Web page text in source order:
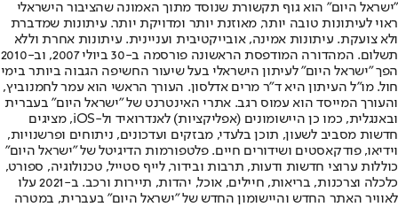
"ישראל היום" הוא גוף תקשורת שנוסד מתוך האמונה שהציבור הישראלי
ראוי לעיתונות טובה יותר, מאוזנת יותר ומדויקת יותר. עיתונות שמדברת
ולא צועקת. עיתונות אמינה, אובייקטיבית ועניינית. עיתונות אחרת וללא
תשלום. המהדורה המודפסת הראשונה פורסמה ב-30 ביולי 2007, וב-2010
הפך "ישראל היום" לעיתון הישראלי בעל שיעור החשיפה הגבוה ביותר בימי
חול. מו"ל העיתון היא ד"ר מרים אדלסון. העורך הראשי הוא עמר לחמנוביץ,
והעורך המייסד הוא עמוס רגב. אתרי האינטרנט של "ישראל היום" בעברית
ובאנגלית, כמו כן היישומונים (אפליקציות) לאנדרואיד ול-iOS, מציגים
חדשות מסביב לשעון, תוכן בלעדי, מבזקים ועדכונים, ניתוחים ופרשנויות,
וידיאו, פודקאסטים ושידורים חיים. פלטפורמות הדיגיטל של "ישראל היום"
כוללות ערוצי חדשות ודעות, תרבות ובידור, לייף סטייל, טכנולוגיה, ספורט,
כלכלה וצרכנות, בריאות, חיילים, אוכל, יהדות, תיירות ורכב. ב-2021 עלו
לאוויר האתר החדש והיישומון החדש של "ישראל היום" בעברית, במטרה